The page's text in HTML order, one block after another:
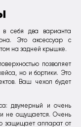
в себя два варианта
Это аксессуар с
на задней крышке.
позволяет
но и бортики. Это
Ваш чехол будет
двумерный и очень
не ощущается. Очень
защищает аппарат от